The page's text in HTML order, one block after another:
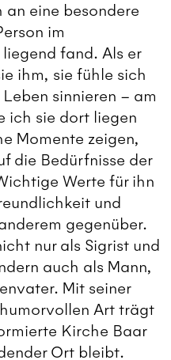
an eine besondere
im
fand. Als er
ihm, sie fühle sich
sinnieren – am
ich sie dort liegen
Momente zeigen,
die Bedürfnisse der
Werte für ihn
und
gegenüber.
nur als Sigrist und
auch als Mann,
Mit seiner
Art trägt
Kirche Baar
Ort bleibt.